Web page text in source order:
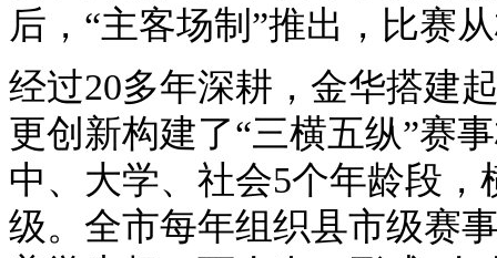
后，“主客场制”推出，比赛
经过20多年深耕，金华搭
更创新构建了“三横五纵”赛
中、大学、社会5个年龄段
级。全市每年组织县市级赛